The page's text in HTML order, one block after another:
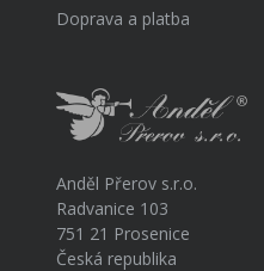
Doprava a platba
Anděl Přerov s.r.o.
Radvanice 103
751 21 Prosenice
Česká republika